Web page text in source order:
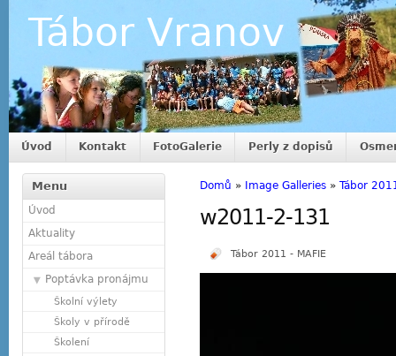
Tábor Vranov
Úvod Kontakt FotoGalerie Perly z dopisů
Menu
Úvod
Aktuality
Areál tábora
Poptávka pronájmu
Školní výlety
Školy v přírodě
Školení
Domů » Image Galleries » Tábor
w2011-2-131
Tábor 2011 - MAFIE